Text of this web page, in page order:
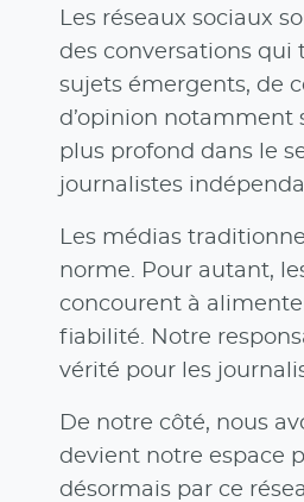
Les réseaux sociaux
des conversations qui
sujets émergents, de
d’opinion notamment
plus profond dans le
journalistes
Les médias
norme. Pour autant,
concourent à
fiabilité. Notre
vérité pour les
De notre côté, nous
devient notre espace
désormais par ce